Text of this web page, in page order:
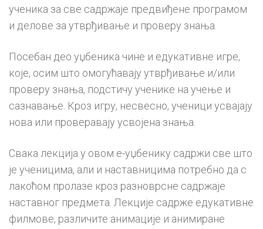
ученика за све садржаје предвиђене програмом
и делове за утврђивање и проверу знања.
Посебан део уџбеника чине и едукативне игре,
које, осим што омогућавају утврђивање и/или
проверу знања, подстичу ученике на учење и
сазнавање. Кроз игру, несвесно, ученици усвајају
нова или проверавају усвојена знања.
Свака лекција у овом е-уџбенику садржи све што
је ученицима, али и наставницима потребно да с
лакоћом пролазе кроз разноврсне садржаје
наставног предмета. Лекције садрже едукативне
филмове, различите анимације и анимиране